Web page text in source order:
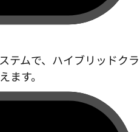
テムで、ハイブリッドクラ
ます。